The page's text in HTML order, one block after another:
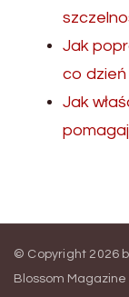
Jak
co dzień
Jak
© Copyright 2026
Blossom